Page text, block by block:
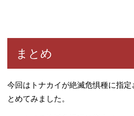
まとめ
今回はトナカイが絶滅危惧種に指定
とめてみました。